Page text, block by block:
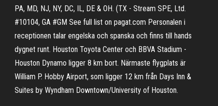
PA, MD, NJ, NY, DC, IL, DE & OH. (TX - Stream SPE, Ltd.
#10104, GA #GM See full list on pagat.com Personalen i
receptionen talar engelska och spanska och finns till hands
dygnet runt. Houston Toyota Center och BBVA Stadium -
Houston Dynamo ligger 8 km bort. Närmaste flygplats är
William P. Hobby Airport, som ligger 12 km från Days Inn &
Suites by Wyndham Downtown/University of Houston.